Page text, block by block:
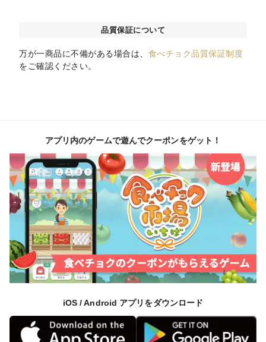
品質保証について
万が一商品に不備がある場合は、 食べチョク品質保証制度
をご確認ください。
アプリ内のゲームで遊んでクーポンをゲット！
iOS / Android アプリをダウンロード